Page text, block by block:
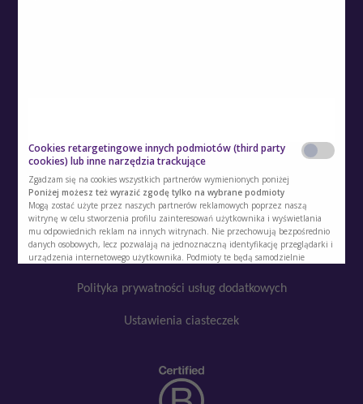
Polityka prywatności
Regulamin
Polityka cookies
Regulamin kont i usług dodatkowych
Polityka prywatności usług dodatkowych
Ustawienia ciasteczek
Cookies retargetingowe innych podmiotów (third party
cookies) lub inne narzędzia trackujące
Zgadzam się na cookies wszystkich partnerów wymienionych poniżej
Poniżej możesz też wyrazić zgodę tylko na wybrane podmioty
Mogą zostać użyte przez naszych partnerów reklamowych poprzez naszą
witrynę w celu stworzenia profilu zainteresowań użytkownika i wyświetlania
mu odpowiednich reklam na innych witrynach. Nie przechowują bezpośrednio
danych osobowych, lecz pozwalają na jednoznaczną identyfikację przeglądarki i
urządzenia internetowego użytkownika. Podmioty te będą samodzielnie
przez te podmioty, ponieważ sami również chcemy korzystać z ich usług i
kierować reklamy naszym Użytkownikom.